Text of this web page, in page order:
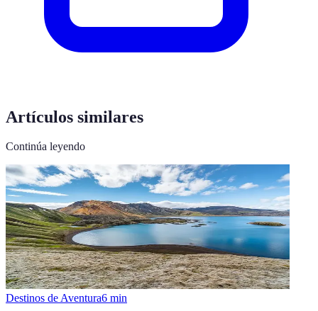
Artículos similares
Continúa leyendo
Destinos de Aventura6 min